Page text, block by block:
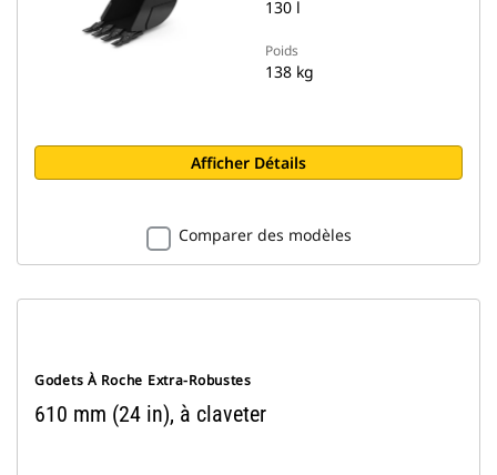
130 l
Poids
138 kg
Afficher Détails
Comparer des modèles
Godets À Roche Extra-Robustes
610 mm (24 in), à claveter